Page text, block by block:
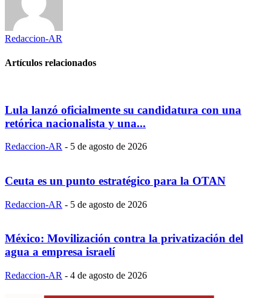
Redaccion-AR
Artículos relacionados
Lula lanzó oficialmente su candidatura con una
retórica nacionalista y una...
Redaccion-AR - 5 de agosto de 2026
Ceuta es un punto estratégico para la OTAN
Redaccion-AR - 5 de agosto de 2026
México: Movilización contra la privatización del
agua a empresa israelí
Redaccion-AR - 4 de agosto de 2026